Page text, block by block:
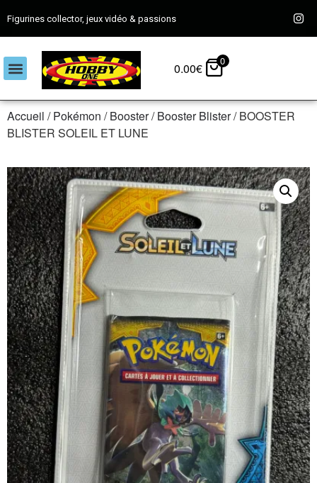
Figurines collector, jeux vidéo & passions
0.00€ 0
Accueil /Pokémon /Booster/Booster Blister/ BOOSTER
BLISTER SOLEIL ET LUNE